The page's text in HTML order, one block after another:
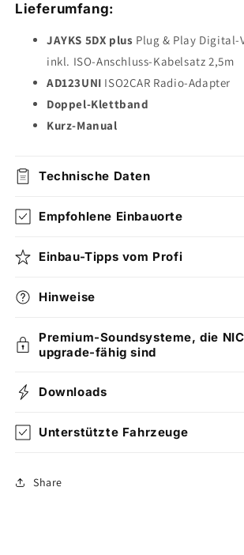
Lieferumfang:
JAYKS 5DX plus Plug & Play Digital-
inkl. ISO-Anschluss-Kabelsatz 2,5m
AD123UNI ISO2CAR Radio-Adapter
Doppel-Klettband
Kurz-Manual
Technische Daten
Empfohlene Einbauorte
Einbau-Tipps vom Profi
Hinweise
Premium-Soundsysteme, die
upgrade-fähig sind
Downloads
Unterstützte Fahrzeuge
Share